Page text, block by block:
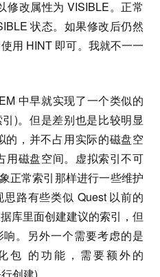
修改属性为 VISIBLE。正常
状态。如果修改后仍然
用 HINT 即可。我就不一一
中早就实现了一个类似的
)。但是差别也是比较明显
的，并不占用实际的磁盘空
用磁盘空间。虚拟索引不可
正常索引那样进行一些维护
路有些类似 Quest 以前的
库里面创建建议的索引，但
。另外一个需要考虑的是
包 的功能，需要额外的